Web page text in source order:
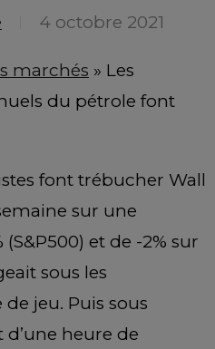
4 octobre 2021
marchés » Les
du pétrole font
font trébucher Wall
sur une
(S&P500) et de -2% sur
sous les
de jeu. Puis sous
d’une heure de